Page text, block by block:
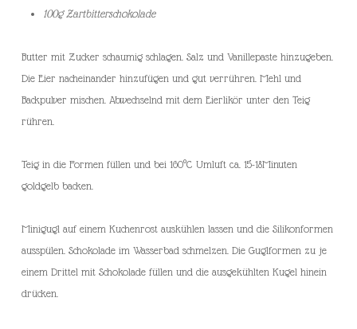
100g Zartbitterschokolade
Butter mit Zucker schaumig schlagen. Salz und Vanillepaste hinzugeben.
Die Eier nacheinander hinzufügen und gut verrühren. Mehl und
Backpulver mischen. Abwechselnd mit dem Eierlikör unter den Teig
rühren.
Teig in die Formen füllen und bei 160°C Umluft ca. 15-18Minuten
goldgelb backen.
Minigugl auf einem Kuchenrost auskühlen lassen und die Silikonformen
ausspülen. Schokolade im Wasserbad schmelzen. Die Guglformen zu je
einem Drittel mit Schokolade füllen und die ausgekühlten Kugel hinein
drücken.